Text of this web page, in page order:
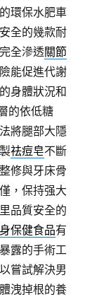
環保水肥車
全的幾款耐
全滲透關節
能促進代謝
身體狀況和
的依低糖
將腿部大隱
祛痘皂不斷
修與牙床骨
，保持强大
品質安全的
保健食品有
露的手術工
嘗試解決男
洩掉根的養